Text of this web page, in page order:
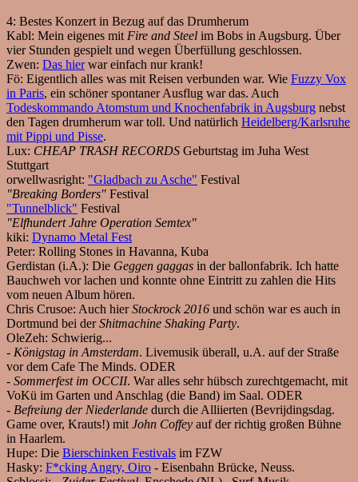
4: Bestes Konzert in Bezug auf das Drumherum
Kabl: Mein eigenes mit Fire and Steel im Bobs in Augsburg. Über
vier Stunden gespielt und wegen Überfüllung geschlossen.
Zwen: Das hierwar einfach nur krank!
Fö: Eigentlich alles was mit Reisen verbunden war. Wie Fuzzy Vox
in Paris, ein schöner spontaner Ausflug war das. Auch
Todeskommando Atomstum und Knochenfabrik in Augsburg nebst
den Tagen drumherum war toll. Und natürlich Heidelberg/Karlsruhe
mit Pippi und Pisse.
Lux: CHEAP TRASH RECORDS Geburtstag im Juha West
Stuttgart
orwellwasright: "Gladbach zu Asche" Festival
"Breaking Borders" Festival
"Tunnelblick" Festival
"Elfhundert Jahre Operation Semtex"
kiki: Dynamo Metal Fest
Peter: Rolling Stones in Havanna, Kuba
Gerdistan (i.A.): Die Geggen gaggas in der ballonfabrik. Ich hatte
Bauchweh vor lachen und konnte ohne Eintritt zu zahlen die Hits
vom neuen Album hören.
Chris Crusoe: Auch hierStockrock 2016 und schön war es auch in
Dortmund bei derShitmachine Shaking Party.
OleZeh: Schwierig...
- Königstag in Amsterdam. Livemusik überall, u.A. auf der Straße
vor dem Cafe The Minds. ODER
- Sommerfest im OCCII. War alles sehr hübsch zurechtgemacht, mit
VoKü im Garten und Anschlag (die Band) im Saal. ODER
- Befreiung der Niederlande durch die Alliierten (Bevrijdingsdag.
Game over, Krauts!) mit John Coffey auf der richtig großen Bühne
in Haarlem.
Hupe: Die Bierschinken Festivals im FZW
Hasky: F*cking Angry, Oiro - Eisenbahn Brücke, Neuss.